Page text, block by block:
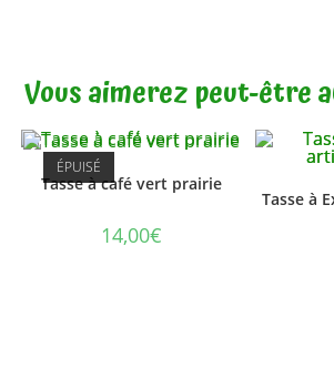
Vous aimerez peut-être
ÉPUISÉ
Tasse à café vert prairie
14,00€
Tasse à